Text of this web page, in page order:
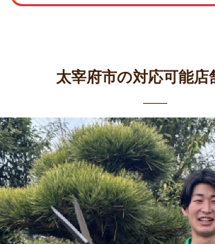
太宰府市の対応可能店